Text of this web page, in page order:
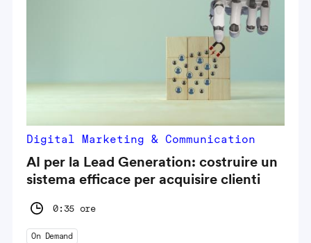
Digital Marketing & Communication
AI per la Lead Generation: costruire un
sistema efficace per acquisire clienti
0:35 ore
On Demand